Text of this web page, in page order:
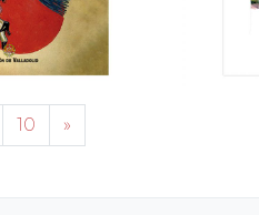
Angels
10 »